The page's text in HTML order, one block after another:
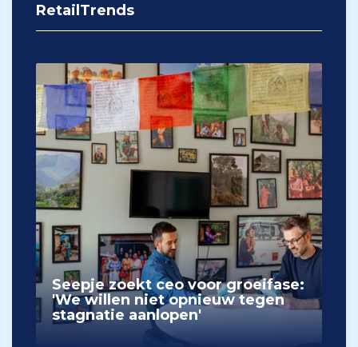
RetailTrends
Seepje zoekt ceo voor groeifase:
'We willen niet opnieuw tegen
stagnatie aanlopen'